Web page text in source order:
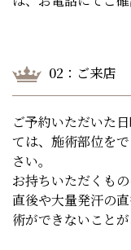
02：ご来店
ご予約いただいた
ては、施術部位を
さい。
お持ちいただくも
直後や大量発汗の
術ができないことが